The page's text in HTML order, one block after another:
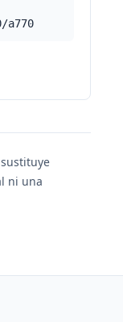
a770
ni una